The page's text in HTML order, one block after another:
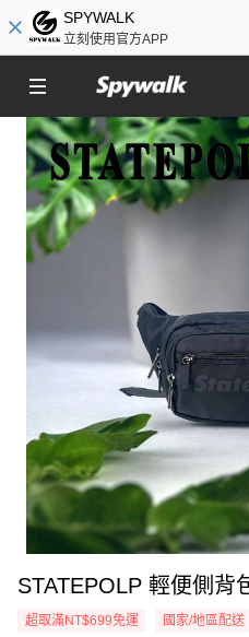
SPYWALK
立刻使用官方APP
STATEPOLP 輕便側背
超取滿NT$699免運 國家/地區配送